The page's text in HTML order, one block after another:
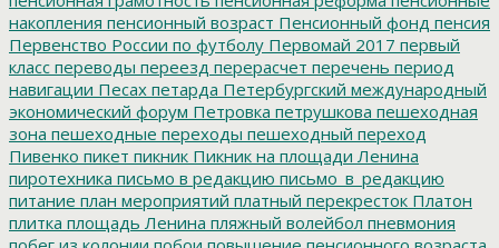
накопления пенсионный возраст Пенсионный фонд пенсия
Первенство России по футболу Первомай 2017 первый
класс переводы переезд перерасчет перечень период
навигации Песах петарда Петербургский международный
экономический форум Петровка петрушкова пешеходная
зона пешеходные переходы пешеходный переход
Пивенко пикет пикник Пикник на площади Ленина
пиротехника письмо в редакцию письмо_в_редакцию
питание план мероприятий платный перекресток Платон
плитка площадь Ленина пляжный волейбол пневмония